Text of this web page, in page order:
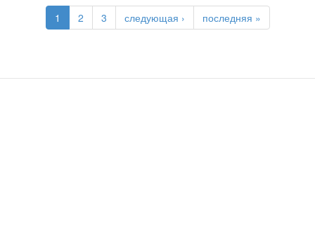
1 2 3 следующая › последняя »